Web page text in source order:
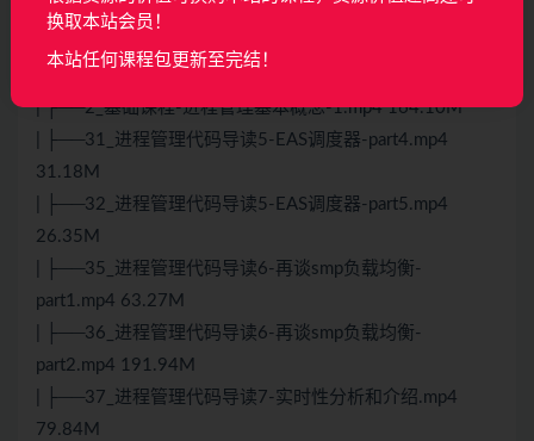
48.24M
| ├──2_基础课程-进程管理基本概念-1.mp4 164.10M
| ├──31_进程管理代码导读5-EAS调度器-part4.mp4
31.18M
| ├──32_进程管理代码导读5-EAS调度器-part5.mp4
26.35M
| ├──35_进程管理代码导读6-再谈smp负载均衡-
part1.mp4 63.27M
| ├──36_进程管理代码导读6-再谈smp负载均衡-
part2.mp4 191.94M
| ├──37_进程管理代码导读7-实时性分析和介绍.mp4
79.84M
换取本站会员！
本站任何课程包更新至完结！